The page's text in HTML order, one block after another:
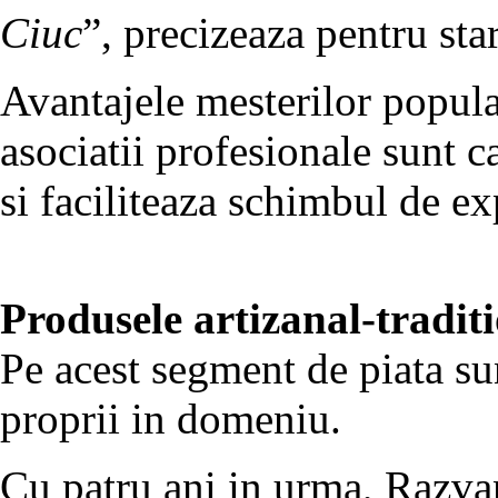
Ciuc”, precizeaza pentru
Avantajele mesterilor
asociatii profesionale sunt
si faciliteaza schimbul de
Produsele artizanal-
Pe acest segment de piata
proprii in domeniu.
Cu patru ani in urma,